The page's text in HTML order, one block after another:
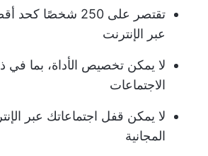
تقتصر على 250
عبر الإنترنت
لا يمكن تخصيص الأداة، بما في
الاجتماعات
لا يمكن قفل اجتماعاتك عبر
المجانية